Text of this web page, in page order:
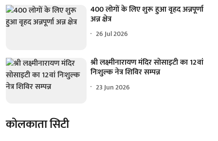
400 लोगों के लिए शुरू हुआ वृहद अन्नपूर्णा
अन्न क्षेत्र
26 Jul 2026
श्री लक्ष्मीनारायण मंदिर सोसाइटी का 12वां
निःशुल्क नेत्र शिविर सम्पन्न
23 Jun 2026
कोलकाता सिटी